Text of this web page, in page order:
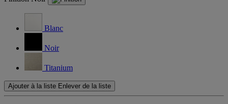
Blanc
Noir
Titanium
Ajouter à la liste Enlever de la liste